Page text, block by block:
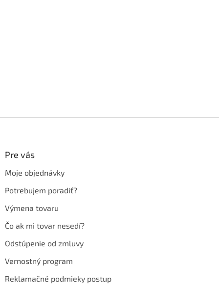
Pre vás
Moje objednávky
Potrebujem poradiť?
Výmena tovaru
Čo ak mi tovar nesedí?
Odstúpenie od zmluvy
Vernostný program
Reklamačné podmieky postup